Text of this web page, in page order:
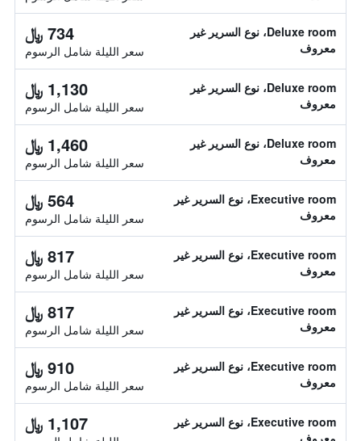
Deluxe room، نوع السرير غير
معروف
734 ﷼
سعر الليلة شامل الرسوم
Deluxe room، نوع السرير غير
معروف
1,130 ﷼
سعر الليلة شامل الرسوم
Deluxe room، نوع السرير غير
معروف
1,460 ﷼
سعر الليلة شامل الرسوم
Executive room، نوع السرير غير
معروف
564 ﷼
سعر الليلة شامل الرسوم
Executive room، نوع السرير غير
معروف
817 ﷼
سعر الليلة شامل الرسوم
Executive room، نوع السرير غير
معروف
817 ﷼
سعر الليلة شامل الرسوم
Executive room، نوع السرير غير
معروف
910 ﷼
سعر الليلة شامل الرسوم
Executive room، نوع السرير غير
معروف
1,107 ﷼